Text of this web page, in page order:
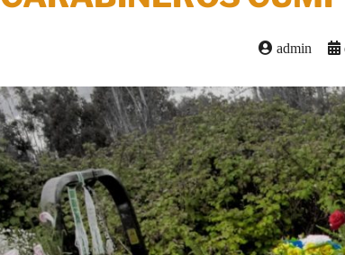
admin